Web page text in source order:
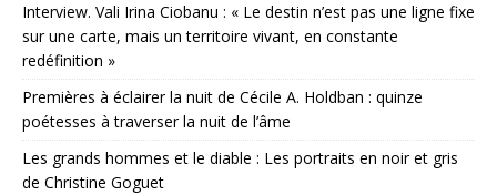
Interview. Vali Irina Ciobanu : « Le destin n’est pas une ligne fixe
sur une carte, mais un territoire vivant, en constante
redéfinition »
Premières à éclairer la nuit de Cécile A. Holdban : quinze
poétesses à traverser la nuit de l’âme
Les grands hommes et le diable : Les portraits en noir et gris
de Christine Goguet